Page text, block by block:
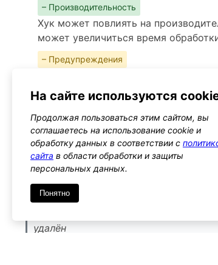
– Производительность
Хук может повлиять на
может увеличиться время
– Предупреждения
Будьте осторожны с удалением
данных о заказе
Альтернативы
woocommerce_order_item_deleted
Тип: action
Этот хук срабатывает после
дополнительные действия
Используйте его, если нужно
удалён
На сайте используются
Продолжая пользоваться этим сайтом, вы
соглашаетесь на использование cookie и
обработку данных в соответствии с
сайта в области обработки и защиты
персональных данных.
Понятно